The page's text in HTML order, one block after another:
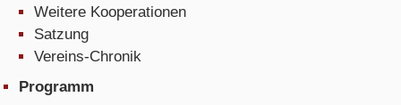
Weitere Kooperationen
Satzung
Vereins-Chronik
Programm